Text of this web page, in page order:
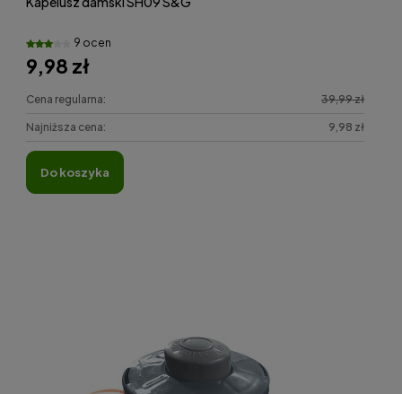
9 ocen
9,98 zł
Cena regularna: 39,99 zł
Najniższa cena: 9,98 zł
do koszyka